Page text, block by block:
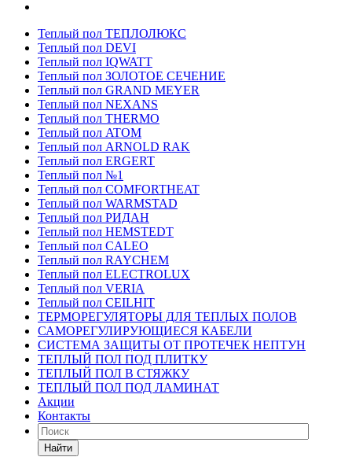
Теплый пол ТЕПЛОЛЮКС
Теплый пол DEVI
Теплый пол IQWATT
Теплый пол ЗОЛОТОЕ СЕЧЕНИЕ
Теплый пол GRAND MEYER
Теплый пол NEXANS
Теплый пол THERMO
Теплый пол ATOM
Теплый пол ARNOLD RAK
Теплый пол ERGERT
Теплый пол №1
Теплый пол COMFORTHEAT
Теплый пол WARMSTAD
Теплый пол РИДАН
Теплый пол HEMSTEDT
Теплый пол CALEO
Теплый пол RAYCHEM
Теплый пол ELECTROLUX
Теплый пол VERIA
Теплый пол CEILHIT
ТЕРМОРЕГУЛЯТОРЫ ДЛЯ ТЕПЛЫХ ПОЛОВ
САМОРЕГУЛИРУЮЩИЕСЯ КАБЕЛИ
СИСТЕМА ЗАЩИТЫ ОТ ПРОТЕЧЕК НЕПТУН
ТЕПЛЫЙ ПОЛ ПОД ПЛИТКУ
ТЕПЛЫЙ ПОЛ В СТЯЖКУ
ТЕПЛЫЙ ПОЛ ПОД ЛАМИНАТ
Акции
Контакты
Найти